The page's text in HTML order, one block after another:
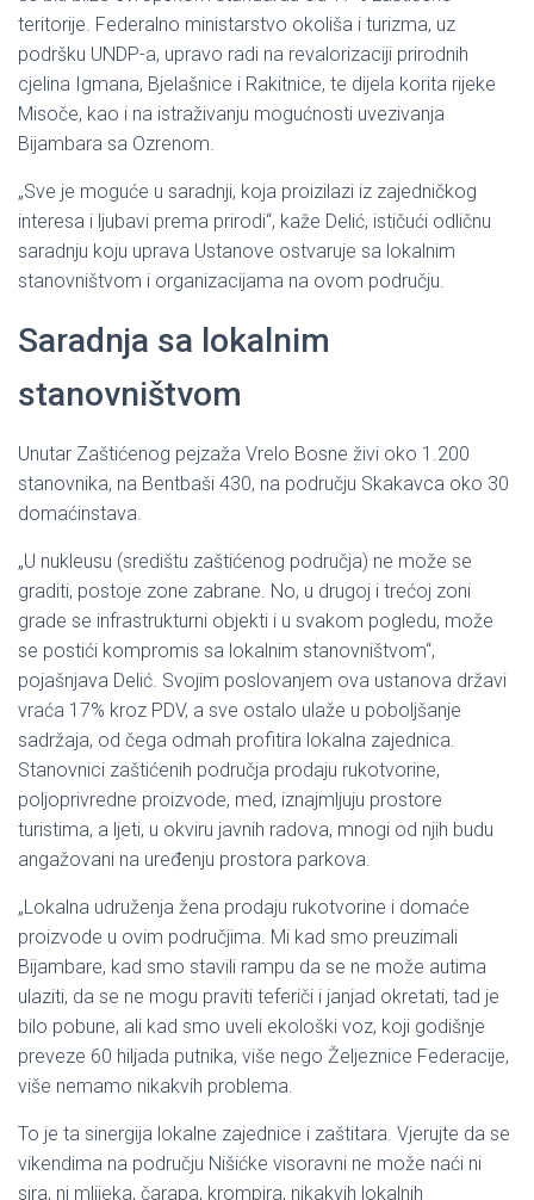
teritorije. Federalno ministarstvo okoliša i turizma, uz
podršku UNDP-a, upravo radi na revalorizaciji prirodnih
cjelina Igmana, Bjelašnice i Rakitnice, te dijela korita rijeke
Misoče, kao i na istraživanju mogućnosti uvezivanja
Bijambara sa Ozrenom.
„Sve je moguće u saradnji, koja proizilazi iz zajedničkog
interesa i ljubavi prema prirodi“, kaže Delić, ističući odličnu
saradnju koju uprava Ustanove ostvaruje sa lokalnim
stanovništvom i organizacijama na ovom području.
Saradnja sa lokalnim
stanovništvom
Unutar Zaštićenog pejzaža Vrelo Bosne živi oko 1.200
stanovnika, na Bentbaši 430, na području Skakavca oko 30
domaćinstava.
„U nukleusu (središtu zaštićenog područja) ne može se
graditi, postoje zone zabrane. No, u drugoj i trećoj zoni
grade se infrastrukturni objekti i u svakom pogledu, može
se postići kompromis sa lokalnim stanovništvom“,
pojašnjava Delić. Svojim poslovanjem ova ustanova državi
vraća 17% kroz PDV, a sve ostalo ulaže u poboljšanje
sadržaja, od čega odmah profitira lokalna zajednica.
Stanovnici zaštićenih područja prodaju rukotvorine,
poljoprivredne proizvode, med, iznajmljuju prostore
turistima, a ljeti, u okviru javnih radova, mnogi od njih budu
angažovani na uređenju prostora parkova.
„Lokalna udruženja žena prodaju rukotvorine i domaće
proizvode u ovim područjima. Mi kad smo preuzimali
Bijambare, kad smo stavili rampu da se ne može autima
ulaziti, da se ne mogu praviti teferiči i janjad okretati, tad je
bilo pobune, ali kad smo uveli ekološki voz, koji godišnje
preveze 60 hiljada putnika, više nego Željeznice Federacije,
više nemamo nikakvih problema.
To je ta sinergija lokalne zajednice i zaštitara. Vjerujte da se
vikendima na području Nišićke visoravni ne može naći ni
sira, ni mlijeka, čarapa, krompira, nikakvih lokalnih